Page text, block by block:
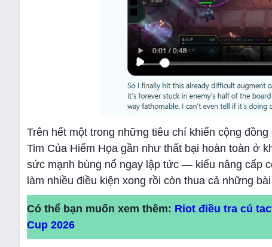
Trên hết một trong những tiêu chí khiến cộng
Tim Của Hiểm Họa gần như thất bại hoàn toàn ở
sức mạnh bùng nổ ngay lập tức — kiểu nâng cấp
làm nhiều điều kiện xong rồi còn thua cả những
Có thể bạn muốn xem thêm: Riot điều tra cú
Cup 2026